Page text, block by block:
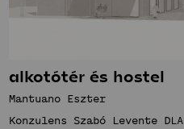
alkotótér és hostel
Mantuano Eszter
Konzulens Szabó Levente DLA